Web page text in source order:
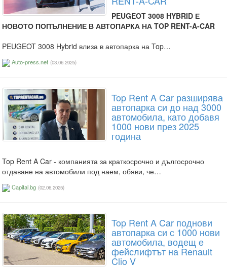
PEUGEOT 3008 HYBRID Е
НОВОТО ПОПЪЛНЕНИЕ В АВТОПАРКА НА TOP RENT-A-CAR
PEUGEOT 3008 Hybrid влиза в автопарка на Top…
Auto-press.net (03.06.2025)
Top Rent A Car разширява
автопарка си до над 3000
автомобила, като добавя
1000 нови през 2025
година
Top Rent A Car - компанията за краткосрочно и дългосрочно
отдаване на автомобили под наем, обяви, че…
Capital.bg (02.06.2025)
Top Rent A Car поднови
автопарка си с 1000 нови
автомобила, водещ е
фейслифтът на Renault
Clio V